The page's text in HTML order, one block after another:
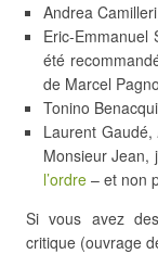
Andrea
Eric-Emmanuel
été
de Marcel
Tonino
Laurent Gaudé,
Monsieur Jean,
l’ordre – et non
Si vous avez
critique (ouvrage